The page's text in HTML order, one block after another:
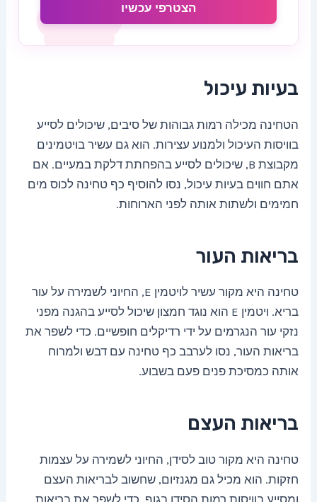
הצטרפי עכשיו
בעיות עיכול
הטחינה מכילה רמות גבוהות של סיבים, שיכולים לסייע
בוויסות העיכול ולמנוע עצירות. הוא גם עשיר בויטמינים
מקבוצת B, שיכולים לסייע בהפחתת דלקת במעיים. אם
אתם חווים בעיות עיכול, נסו להוסיף כף טחינה לכוס מים
חמימים ולשתות אותה לפני הארוחות.
בריאות העור
טחינה היא מקור עשיר לויטמין E, החיוני לשמירה על עור
בריא. ויטמין E הוא נוגד חמצון שיכול לסייע בהגנה מפני
נזקי עור הנגרמים על ידי רדיקלים חופשיים. כדי לשפר את
בריאות העור, נסו לערבב כף טחינה עם דבש ולמרוח
אותה כמסיכת פנים פעם בשבוע.
בריאות העצם
טחינה היא מקור טוב לסידן, החיוני לשמירה על עצמות
חזקות. הוא מכיל גם מגנזיום, שחשוב לבריאות העצם
ומסייע בוויסות רמות הסידן בגוף. כדי לשפר את בריאות